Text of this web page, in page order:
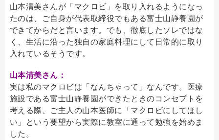
山本清美さんが「マクロビ」を取り入れるようになっ
たのは、ご自身が代表取締役でもある富士山静養園が
できてからだと言います。でも、徹底したソレではな
く、生活に沿った独自の家庭料理にして日常的に取り
入れているそうです。
山本清美さん：
実は私のマクロビは「なんちゃって」なんです。医療
施設である富士山静養園ができたときのコンセプトを
考える際、ご主人の山本医師に「マクロビにしてほし
い」という要望から実際に教室に通って勉強を始めま
した。